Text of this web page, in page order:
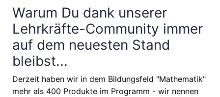
Warum Du dank unserer
Lehrkräfte-Community immer
auf dem neuesten Stand
bleibst...
Derzeit haben wir in dem Bildungsfeld "Mathematik"
mehr als 400 Produkte im Programm - wir nennen